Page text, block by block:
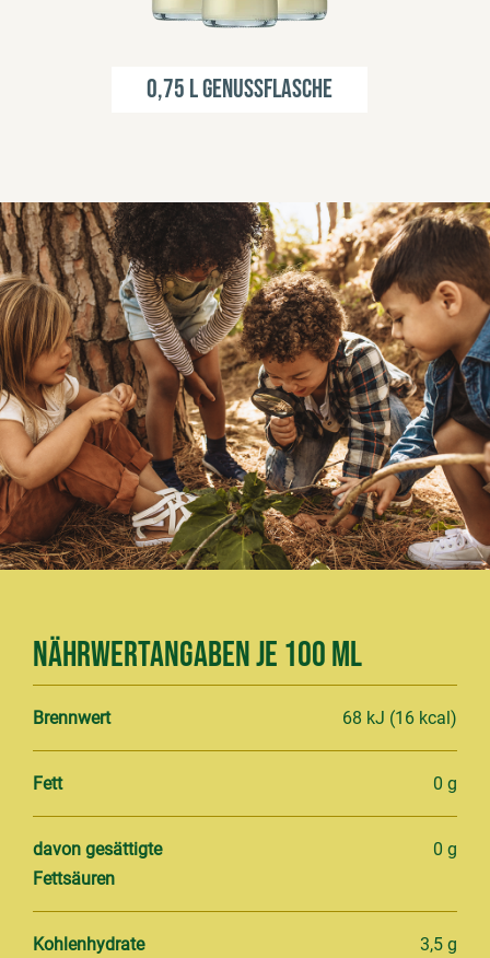
0,75 l Genussflasche
Nährwertangaben je 100 ml
Brennwert 68 kJ (16 kcal)
Fett 0 g
davon gesättigte
Fettsäuren
0 g
Kohlenhydrate 3,5 g